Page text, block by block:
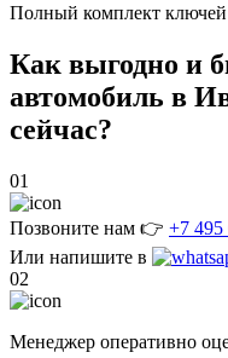
Полный комплект ключей
Как выгодно и
автомобиль в
сейчас?
01
Позвоните нам 👉 +7 495
Или напишите в
02
Менеджер оперативно